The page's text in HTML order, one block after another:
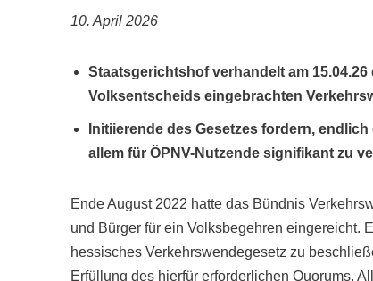
10. April 2026
Staatsgerichtshof verhandelt am
Volksentscheids eingebrachten
Initiierende des Gesetzes fordern,
allem für ÖPNV-Nutzende signifikant zu
Ende August 2022 hatte das Bündnis
und Bürger für ein Volksbegehren eingereicht.
hessisches Verkehrswendegesetz zu
Erfüllung des hierfür erforderlichen Quorums.